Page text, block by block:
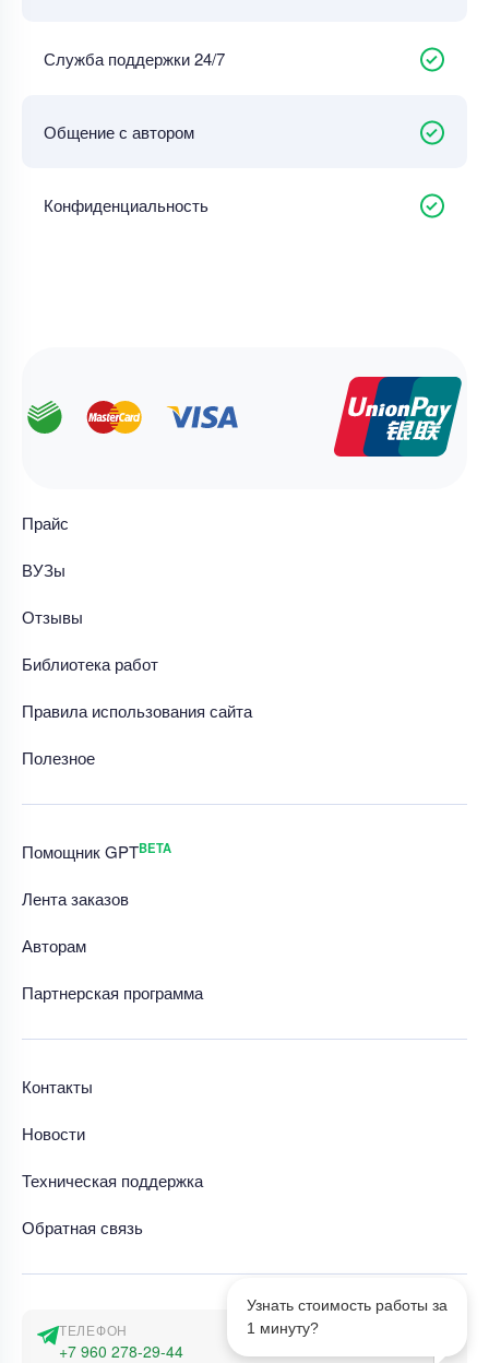
Служба поддержки 24/7
Общение с автором
Конфиденциальность
Узнать стоимость работы за
1 минуту?
Прайс
ВУЗы
Отзывы
Библиотека работ
Правила использования сайта
Полезное
Помощник GPTBETA
Лента заказов
Авторам
Партнерская программа
Контакты
Новости
Техническая поддержка
Обратная связь
ТЕЛЕФОН
+7 960 278-29-44